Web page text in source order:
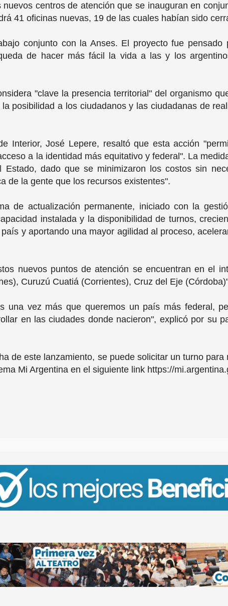
centros de atención que se inauguran en
41 oficinas nuevas, 19 de las cuales habían sido
conjunto con la Anses. El proyecto fue pensado
de hacer más fácil la vida a las y los
"clave la presencia territorial" del organismo
posibilidad a los ciudadanos y las ciudadanas de
Interior, José Lepere, resaltó que esta acción
a la identidad más equitativo y federal". La
dado que se minimizaron los costos sin
de la gente que los recursos existentes".
de actualización permanente, iniciado con la
instalada y la disponibilidad de turnos,
y aportando una mayor agilidad al proceso,
nuevos puntos de atención se encuentran en el
Curuzú Cuatiá (Corrientes), Cruz del Eje
una vez más que queremos un país más federal,
en las ciudades donde nacieron", explicó por su
de este lanzamiento, se puede solicitar un turno
Mi Argentina en el siguiente link https://